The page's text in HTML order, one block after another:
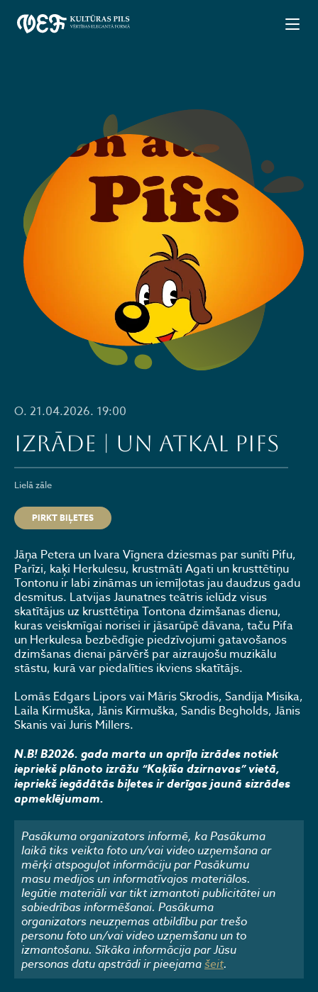
O. 21.04.2026. 19:00
IZRĀDE | UN ATKAL PIFS
Lielā zāle
PIRKT BIĻETES
Jāņa Petera un Ivara Vīgnera dziesmas par sunīti Pifu,
Parīzi, kaķi Herkulesu, krustmāti Agati un krusttētiņu
Tontonu ir labi zināmas un iemīļotas jau daudzus gadu
desmitus. Latvijas Jaunatnes teātris ielūdz visus
skatītājus uz krusttētiņa Tontona dzimšanas dienu,
kuras veiskmīgai norisei ir jāsarūpē dāvana, taču Pifa
un Herkulesa bezbēdīgie piedzīvojumi gatavošanos
dzimšanas dienai pārvērš par aizraujošu muzikālu
stāstu, kurā var piedalīties ikviens skatītājs.
Lomās Edgars Lipors vai Māris Skrodis, Sandija Misika,
Laila Kirmuška, Jānis Kirmuška, Sandis Begholds, Jānis
Skanis vai Juris Millers.
N.B! B2026. gada marta un aprīļa izrādes notiek
iepriekš plānoto izrāžu “Kaķīša dzirnavas” vietā,
iepriekš iegādātās biļetes ir derīgas jaunā sizrādes
apmeklējumam.
Pasākuma organizators informē, ka Pasākuma
laikā tiks veikta foto un/vai video uzņemšana ar
mērķi atspoguļot informāciju par Pasākumu
masu medijos un informatīvajos materiālos.
Iegūtie materiāli var tikt izmantoti publicitātei un
sabiedrības informēšanai. Pasākuma
organizators neuzņemas atbildību par trešo
personu foto un/vai video uzņemšanu un to
izmantošanu. Sīkāka informācija par Jūsu
personas datu apstrādi ir pieejamašeit.